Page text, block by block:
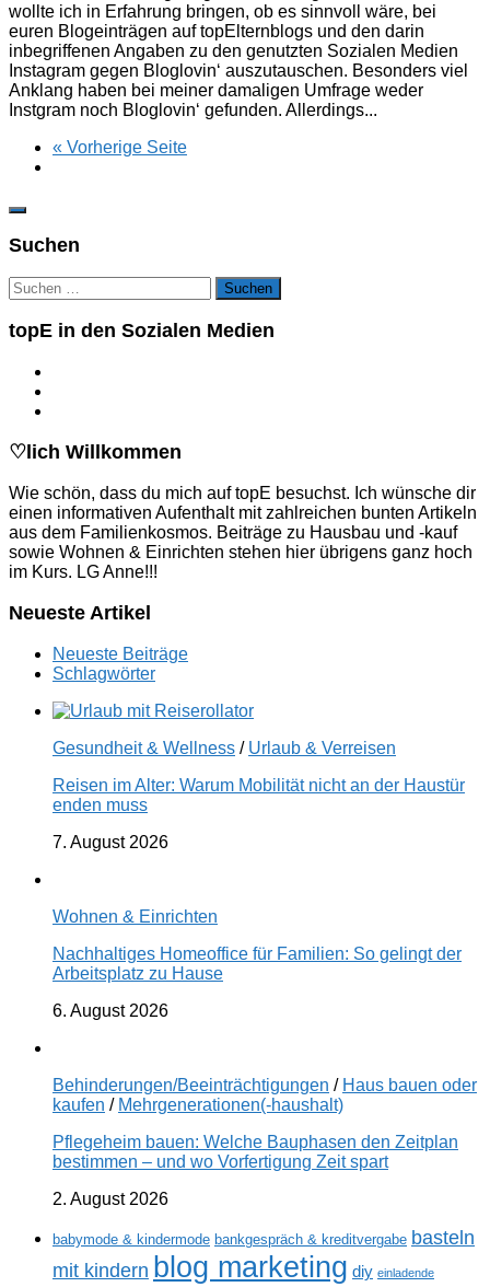
wollte ich in Erfahrung bringen, ob es sinnvoll wäre, bei
euren Blogeinträgen auf topElternblogs und den darin
inbegriffenen Angaben zu den genutzten Sozialen Medien
Instagram gegen Bloglovin‘ auszutauschen. Besonders viel
Anklang haben bei meiner damaligen Umfrage weder
Instgram noch Bloglovin‘ gefunden. Allerdings...
« Vorherige Seite
Suchen
Suchen
nach:
topE in den Sozialen Medien
♡lich Willkommen
Wie schön, dass du mich auf topE besuchst. Ich wünsche dir
einen informativen Aufenthalt mit zahlreichen bunten Artikeln
aus dem Familienkosmos. Beiträge zu Hausbau und -kauf
sowie Wohnen & Einrichten stehen hier übrigens ganz hoch
im Kurs. LG Anne!!!
Neueste Artikel
Neueste Beiträge
Schlagwörter
Gesundheit & Wellness / Urlaub & Verreisen
Reisen im Alter: Warum Mobilität nicht an der Haustür
enden muss
7. August 2026
Wohnen & Einrichten
Nachhaltiges Homeoffice für Familien: So gelingt der
Arbeitsplatz zu Hause
6. August 2026
Behinderungen/Beeinträchtigungen / Haus bauen oder
kaufen / Mehrgenerationen(-haushalt)
Pflegeheim bauen: Welche Bauphasen den Zeitplan
bestimmen – und wo Vorfertigung Zeit spart
2. August 2026
babymode & kindermode bankgespräch & kreditvergabe basteln
mit kindern blog marketing diy einladende